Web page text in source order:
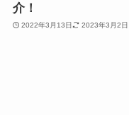
介！
2022年3月13日 2023年3月2日